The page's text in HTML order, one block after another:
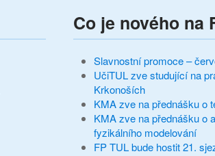
Co je nového na
Slavnostní promoce –
UčiTUL zve studující na
Krkonoších
KMA zve na přednášku o
KMA zve na přednášku o
fyzikálního modelování
FP TUL bude hostit 21.